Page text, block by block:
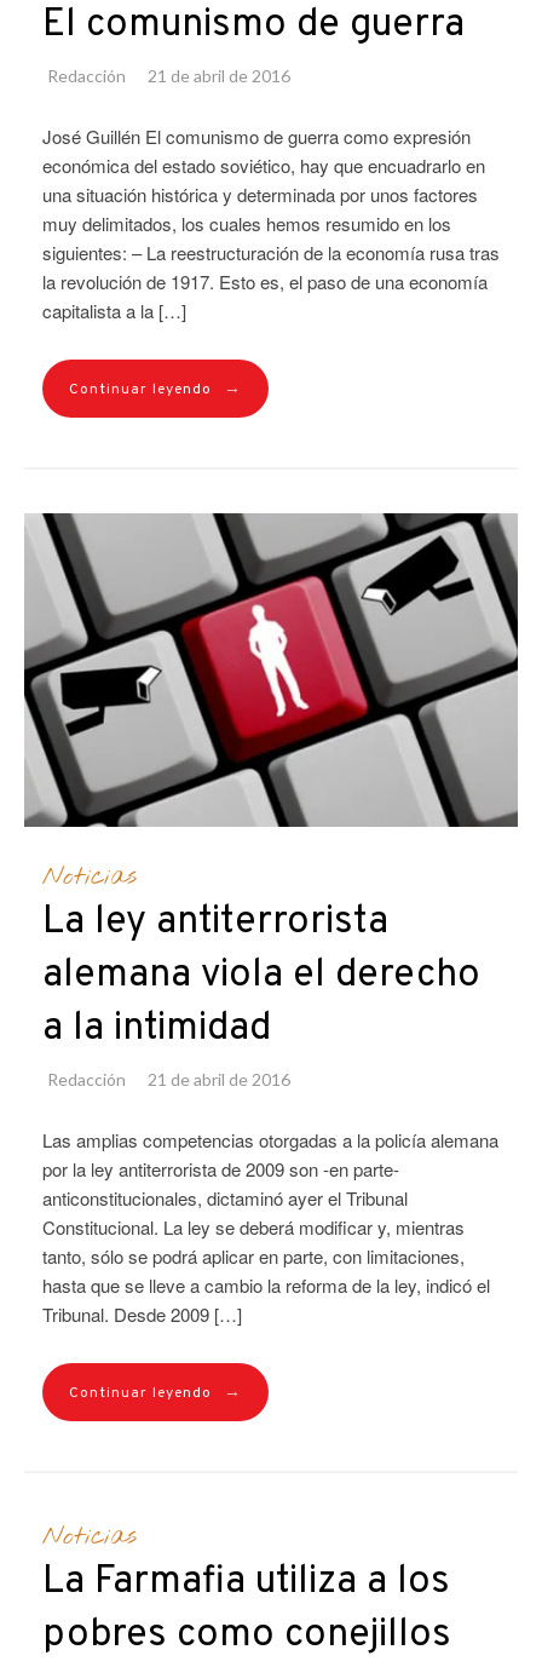
El comunismo de guerra
Redacción 21 de abril de 2016
José Guillén El comunismo de guerra como expresión
económica del estado soviético, hay que encuadrarlo en
una situación histórica y determinada por unos factores
muy delimitados, los cuales hemos resumido en los
siguientes: – La reestructuración de la economía rusa tras
la revolución de 1917. Esto es, el paso de una economía
capitalista a la […]
Continuar leyendo →
Noticias
La ley antiterrorista
alemana viola el derecho
a la intimidad
Redacción 21 de abril de 2016
Las amplias competencias otorgadas a la policía alemana
por la ley antiterrorista de 2009 son -en parte-
anticonstitucionales, dictaminó ayer el Tribunal
Constitucional. La ley se deberá modificar y, mientras
tanto, sólo se podrá aplicar en parte, con limitaciones,
hasta que se lleve a cambio la reforma de la ley, indicó el
Tribunal. Desde 2009 […]
Continuar leyendo →
Noticias
La Farmafia utiliza a los
pobres como conejillos